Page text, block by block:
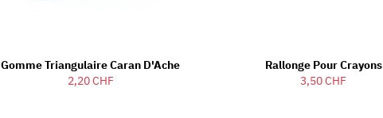
Gomme Triangulaire Caran D'Ache
2,20 CHF
Rallonge Pour Crayons
3,50 CHF